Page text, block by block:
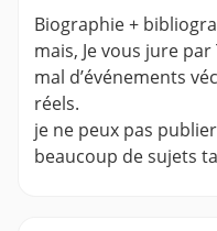
Biographie +
mais, Je vous jure
mal d’événements
réels.
je ne peux pas
beaucoup de sujets